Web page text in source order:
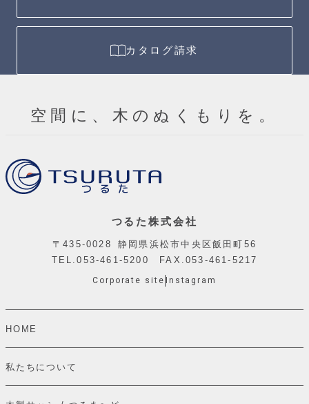
カタログ請求
空間に、木のぬくもりを。
つるた株式会社
〒435-0028 静岡県浜松市中央区飯田町56
TEL.053-461-5200 FAX.053-461-5217
Corporate site Instagram
HOME
私たちについて